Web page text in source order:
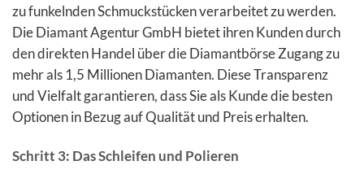
zu funkelnden Schmuckstücken verarbeitet zu werden.
Die Diamant Agentur GmbH bietet ihren Kunden durch
den direkten Handel über die Diamantbörse Zugang zu
mehr als 1,5 Millionen Diamanten. Diese Transparenz
und Vielfalt garantieren, dass Sie als Kunde die besten
Optionen in Bezug auf Qualität und Preis erhalten.
Schritt 3: Das Schleifen und Polieren